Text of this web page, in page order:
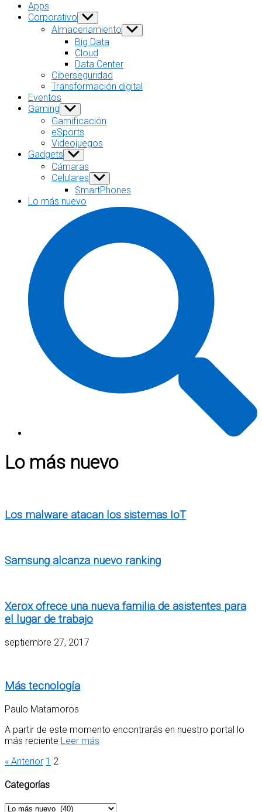
Apps
Corporativo Show
sub
menu
Almacenamiento Show
sub
Big Data
Cloud
Data Center
Ciberseguridad
Transformación digital
Eventos
Gaming Show
sub
menu
Gamificación
eSports
Videojuegos
Gadgets Show
sub
menu
Cámaras
Celulares Show
sub
menu
SmartPhones
Lo más nuevo
Lo más nuevo
Los malware atacan los sistemas IoT
Samsung alcanza nuevo ranking
Xerox ofrece una nueva familia de asistentes para
el lugar de trabajo
septiembre 27, 2017
Más tecnología
Paulo Matamoros
A partir de este momento encontrarás en nuestro portal lo
más reciente Leer más
« Anterior 1 2
Categorías
Categorías